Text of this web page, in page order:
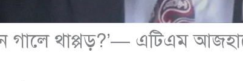
গালে থাপ্পড়?’— এটিএম